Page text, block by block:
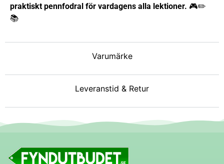
Varumärke
Leveranstid & Retur
praktiskt pennfodral för vardagens alla lektioner. 🎮✏️
📚